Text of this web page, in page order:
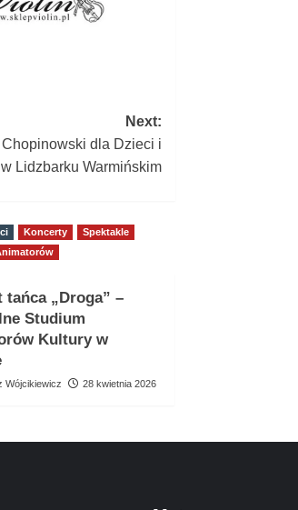
Next:
Chopinowski dla Dzieci i
w Lidzbarku Warmińskim
Koncerty
Spektakle
tańca „Droga” –
Studium
Kultury w
Wójcikiewicz 28 kwietnia 2026